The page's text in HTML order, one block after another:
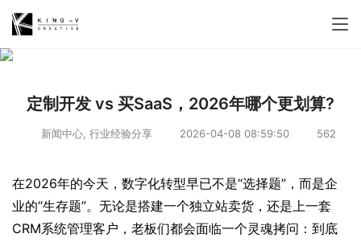
定制开发 vs 买SaaS，2026年哪个更划算?
新闻中心 行业经验分享 2026-04-08 08:59:50 562
在2026年的今天，数字化转型早已不是“选择题”，而是企
业的“生存题”。无论是搭建一个独立站卖货，还是上一套
CRM系统管理客户，老板们都会面临一个灵魂拷问：到底